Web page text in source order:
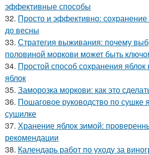
эффективные способы
32. Просто и эффективно: сохранение
до весны
33. Стратегия выживания: почему
половиной моркови может быть
34. Простой способ сохранения
яблок
35. Заморозка моркови: как это
36. Пошаговое руководство по сушке
сушилке
37. Хранение яблок зимой:
рекомендации
38. Календарь работ по уходу за